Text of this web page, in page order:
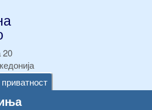
приватност
20